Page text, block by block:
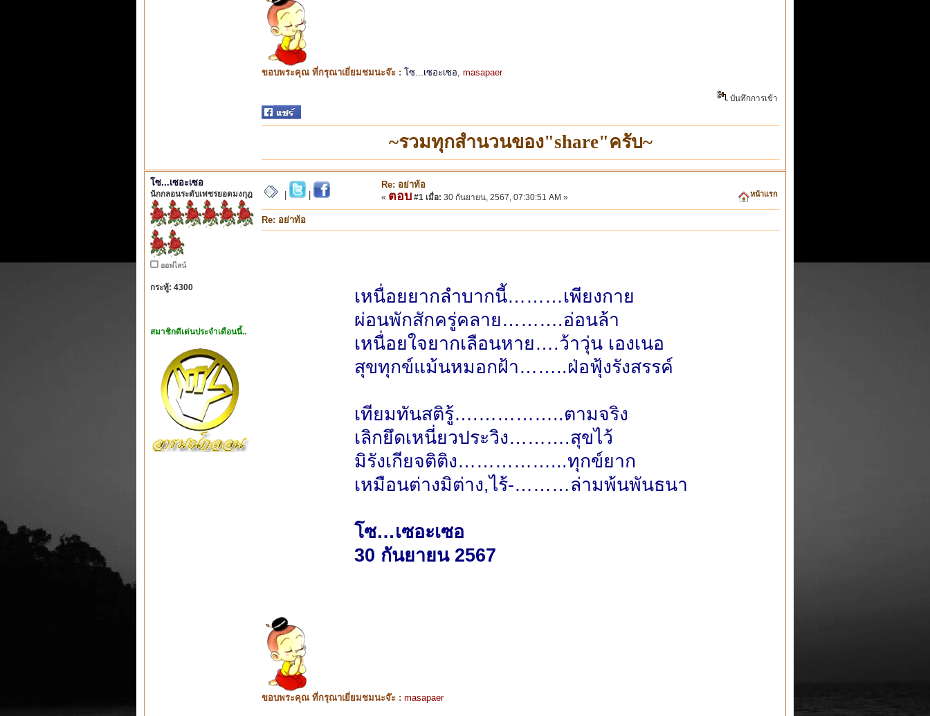
ขอบพระคุณ ที่กรุณาเยี่ยมชมนะจ๊ะ : โซ...เซอะเซอ masapaer
บันทึกการเข้า
~รวมทุกสำนวนของ"share"ครับ~
โซ...เซอะเซอ
นักกลอนระดับเพชรยอดมงกุฎ
ออฟไลน์
กระทู้: 4300
สมาชิกดีเด่นประจำเดือนนี้..
Re: อย่าท้อ
« ตอบ #1 เมื่อ: 30 กันยายน, 2567, 07:30:51 AM » หน้าแรก
Re: อย่าท้อ
เหนื่อยยากลำบากนี้………เพียงกาย
ผ่อนพักสักครู่คลาย……….อ่อนล้า
เหนื่อยใจยากเลือนหาย….ว้าวุ่น เองเนอ
สุขทุกข์แม้นหมอกฝ้า……..ฝ่อฟุ้งรังสรรค์
เทียมทันสติรู้….…………..ตามจริง
เลิกยึดเหนี่ยวประวิง……….สุขไว้
มิรังเกียจติติง……………...ทุกข์ยาก
เหมือนต่างมิต่าง,ไร้-………ล่ามพ้นพันธนา
โซ…เซอะเซอ
30 กันยายน 2567
ขอบพระคุณ ที่กรุณาเยี่ยมชมนะจ๊ะ : masapaer